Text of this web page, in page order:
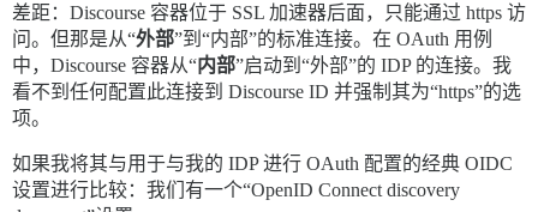
差距：Discourse 容器位于 SSL 加速器后面，只能通过 https 访
问。但那是从“外部”到“内部”的标准连接。在 OAuth 用例
中，Discourse 容器从“内部”启动到“外部”的 IDP 的连接。我
看不到任何配置此连接到 Discourse ID 并强制其为“https”的选
项。
如果我将其与用于与我的 IDP 进行 OAuth 配置的经典 OIDC
设置进行比较：我们有一个“OpenID Connect discovery